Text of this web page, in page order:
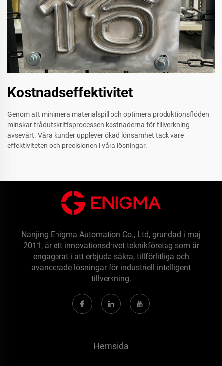
Kostnadseffektivitet
Genom att minimera materialspill och optimera produktionsflöden
minskar trådutskrittsprocessen kostnaderna för tillverkning
avsevärt. Våra kunder upplever ökad lönsamhet tack vare
effektiviteten och precisionen i våra lösningar.
Nanjing Enigma Automation Co., Ltd, grundad i maj
2011, är ett innovationsdrivet teknikföretag som är
engagerat i att erbjuda säkra, tillförlitliga och
avancerade lösningar för industriell intelligent
tillverkning.
Hemsida